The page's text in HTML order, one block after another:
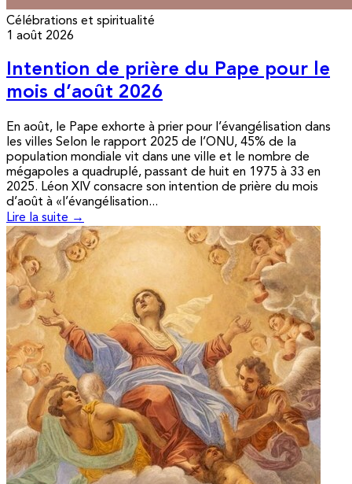
Célébrations et spiritualité
1 août 2026
Intention de prière du Pape pour le
mois d’août 2026
En août, le Pape exhorte à prier pour l’évangélisation dans
les villes Selon le rapport 2025 de l’ONU, 45% de la
population mondiale vit dans une ville et le nombre de
mégapoles a quadruplé, passant de huit en 1975 à 33 en
2025. Léon XIV consacre son intention de prière du mois
d’août à «l’évangélisation...
Lire la suite →